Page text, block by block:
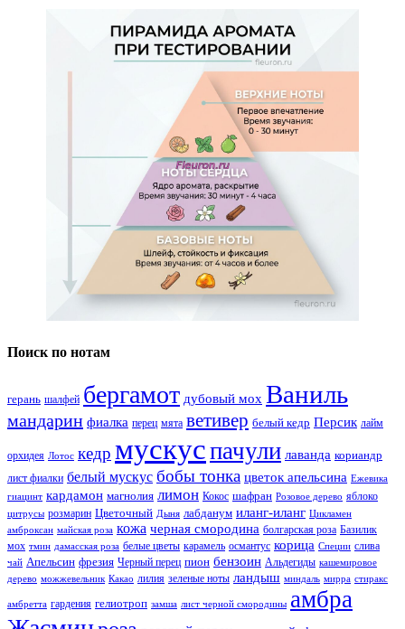
Поиск по нотам
герань шалфей бергамот дубовый мох Ваниль
мандарин фиалка перец мята ветивер белый кедр Персик лайм
орхидея Лотос кедр мускуспачули лаванда кориандр
лист фиалки белый мускус бобы тонка цветок апельсина Ежевика
гиацинт кардамон магнолия лимон Кокос шафран Розовое дерево яблоко
цитрусы розмарин Цветочный Дыня лабданум иланг-иланг Цикламен
амброксан майская роза кожа черная смородина болгарская роза Базилик
мох тмин дамасская роза белые цветы карамель османтус корица Специи слива
чай Апельсин фрезия Черный перец пион бензоин Альдегиды кашемировое
дерево можжевельник Какао лилия зеленые ноты ландыш миндаль мирра стиракс
амбретта гардения гелиотроп замша лист черной смородины амбра